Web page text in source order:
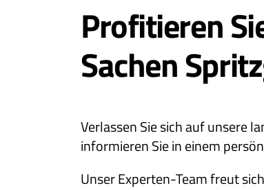
Profitieren
Sachen
Verlassen Sie sich auf unsere
informieren Sie in einem
Unser Experten-Team freut